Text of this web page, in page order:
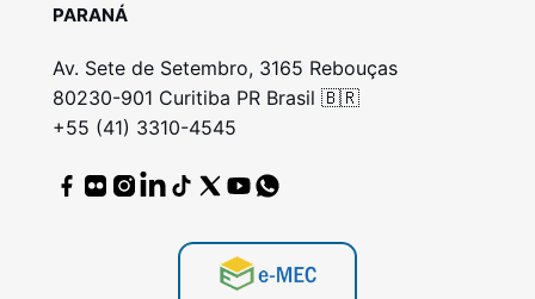
PARANÁ
Av. Sete de Setembro, 3165 Rebouças
80230-901 Curitiba PR Brasil 🇧🇷
+55 (41) 3310-4545